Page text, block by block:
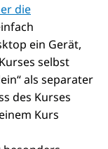
die
ein Gerät,
selbst
als separater
des Kurses
Kurs